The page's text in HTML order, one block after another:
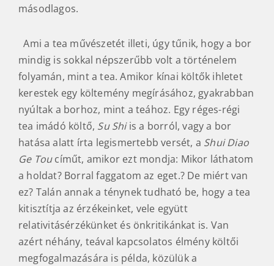
másodlagos.
Ami a tea művészetét illeti, úgy tűnik, hogy a bor
mindig is sokkal népszerűbb volt a történelem
folyamán, mint a tea. Amikor kínai költők ihletet
kerestek egy költemény megírásához, gyakrabban
nyúltak a borhoz, mint a teához. Egy réges-régi
tea imádó költő, Su Shiis a borról, vagy a bor
hatása alatt írta legismertebb versét, a Shui Diao
Ge Toucíműt, amikor ezt mondja: Mikor láthatom
a holdat? Borral faggatom az eget.? De miért van
ez? Talán annak a ténynek tudható be, hogy a tea
kitisztítja az érzékeinket, vele együtt
relativitásérzékünket és önkritikánkat is. Van
azért néhány, teával kapcsolatos élmény költői
megfogalmazására is példa, közülük a